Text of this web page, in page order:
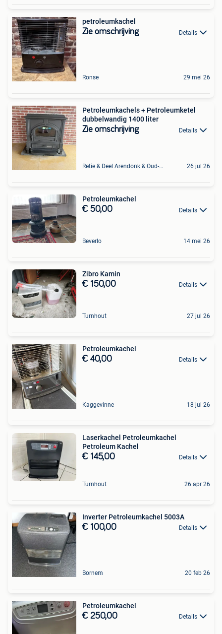
petroleumkachel
Zie omschrijving Details
Ronse 29 mei 26
Petroleumkachels + Petroleumketel
dubbelwandig 1400 liter
Zie omschrijving Details
Retie & Deel Arendonk & Oud-Turnhout 26 jul 26
Petroleumkachel
€ 50,00 Details
Beverlo 14 mei 26
Zibro Kamin
€ 150,00 Details
Turnhout 27 jul 26
Petroleumkachel
€ 40,00 Details
Kaggevinne 18 jul 26
Laserkachel Petroleumkachel
Petroleum Kachel
€ 145,00 Details
Turnhout 26 apr 26
Inverter Petroleumkachel 5003A
€ 100,00 Details
Bornem 20 feb 26
Petroleumkachel
€ 250,00 Details